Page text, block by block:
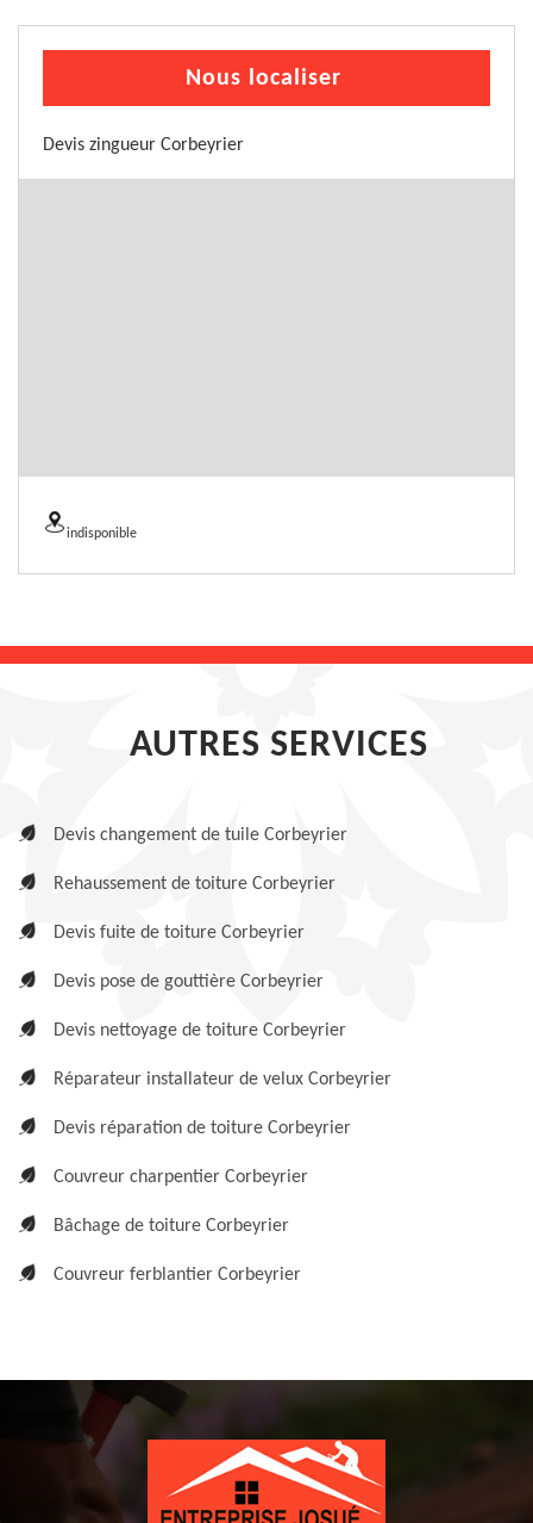
Nous localiser
Devis zingueur Corbeyrier
indisponible
AUTRES SERVICES
Devis changement de tuile Corbeyrier
Rehaussement de toiture Corbeyrier
Devis fuite de toiture Corbeyrier
Devis pose de gouttière Corbeyrier
Devis nettoyage de toiture Corbeyrier
Réparateur installateur de velux Corbeyrier
Devis réparation de toiture Corbeyrier
Couvreur charpentier Corbeyrier
Bâchage de toiture Corbeyrier
Couvreur ferblantier Corbeyrier